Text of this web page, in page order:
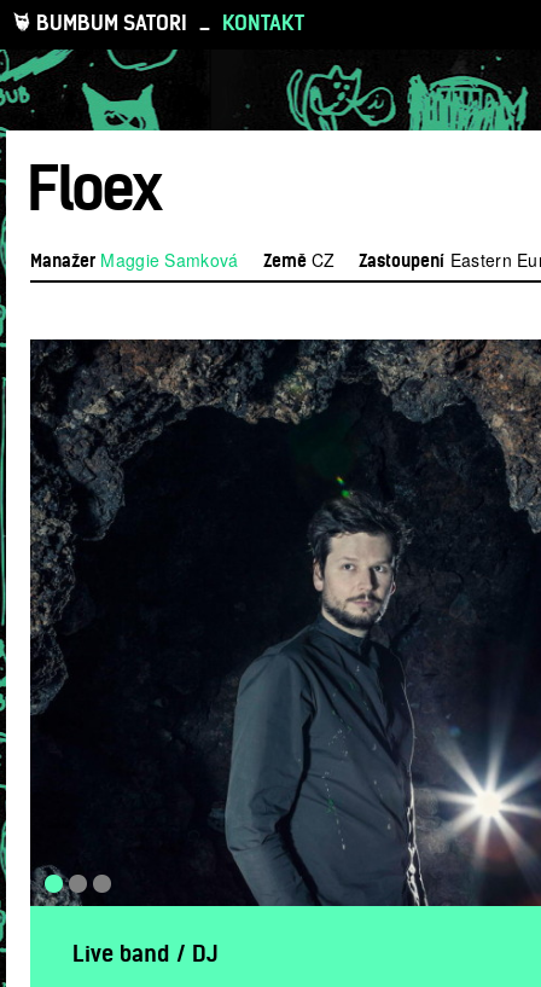
BUMBUM SATORI _ KONTAKT
Floex
Manažer Maggie Samková ZeměCZ Zastoupení Eastern
Live band / DJ